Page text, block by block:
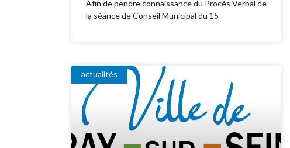
Afin de pendre connaissance du Procès Verbal de
la séance de Conseil Municipal du 15
actualités